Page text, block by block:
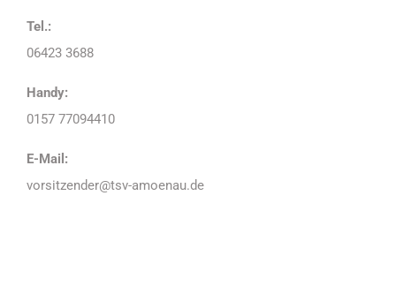
Tel.:
06423 3688
Handy:
0157 77094410
E-Mail:
vorsitzender@tsv-amoenau.de